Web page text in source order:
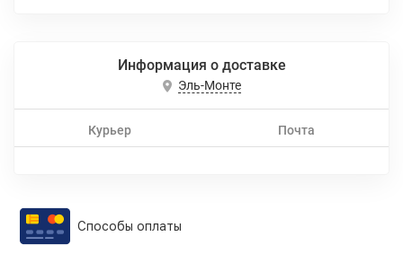
Информация о доставке
Эль-Монте
Курьер Почта
Способы оплаты